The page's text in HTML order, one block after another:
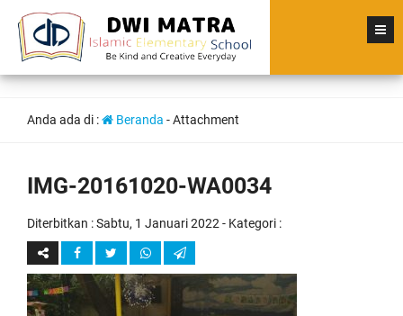
Anda ada di : Beranda - Attachment
IMG-20161020-WA0034
Diterbitkan :Sabtu, 1 Januari 2022 - Kategori :